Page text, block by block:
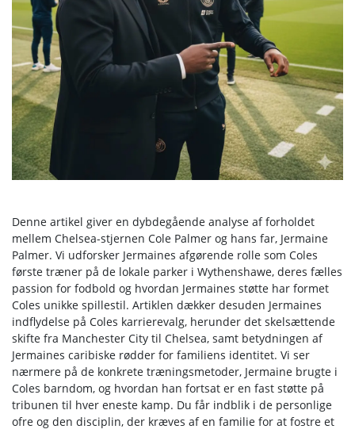
Denne artikel giver en dybdegående analyse af forholdet
mellem Chelsea-stjernen Cole Palmer og hans far, Jermaine
Palmer. Vi udforsker Jermaines afgørende rolle som Coles
første træner på de lokale parker i Wythenshawe, deres fælles
passion for fodbold og hvordan Jermaines støtte har formet
Coles unikke spillestil. Artiklen dækker desuden Jermaines
indflydelse på Coles karrierevalg, herunder det skelsættende
skifte fra Manchester City til Chelsea, samt betydningen af
Jermaines caribiske rødder for familiens identitet. Vi ser
nærmere på de konkrete træningsmetoder, Jermaine brugte i
Coles barndom, og hvordan han fortsat er en fast støtte på
tribunen til hver eneste kamp. Du får indblik i de personlige
ofre og den disciplin, der kræves af en familie for at fostre et